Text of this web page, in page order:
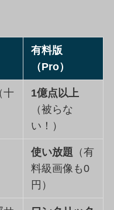
有料版
（Pro）
十
1億点以上
（被らな
い！）
使い放題 （有
料級画像も0
円）